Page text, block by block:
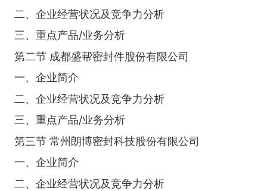
二、企业经营状况及竞争力分析
三、重点产品/业务分析
第二节 成都盛帮密封件股份有限公司
一、企业简介
二、企业经营状况及竞争力分析
三、重点产品/业务分析
第三节 常州朗博密封科技股份有限公司
一、企业简介
二、企业经营状况及竞争力分析